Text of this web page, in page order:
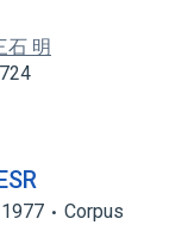
石 明
1977
Corpus